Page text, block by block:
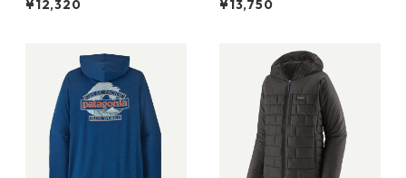
ディ 44800 日本正規品
¥12,320
ウド クラッグ クレスト 4493
¥13,750